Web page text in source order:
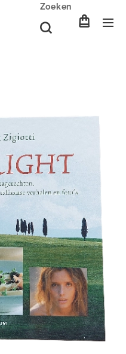
Zoeken